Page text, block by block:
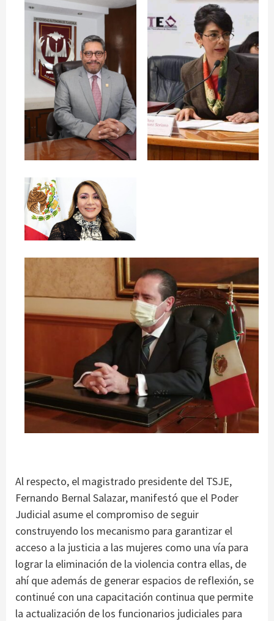
Al respecto, el magistrado presidente del TSJE,
Fernando Bernal Salazar, manifestó que el Poder
Judicial asume el compromiso de seguir
construyendo los mecanismo para garantizar el
acceso a la justicia a las mujeres como una vía para
lograr la eliminación de la violencia contra ellas, de
ahí que además de generar espacios de reflexión, se
continué con una capacitación continua que permite
la actualización de los funcionarios judiciales para